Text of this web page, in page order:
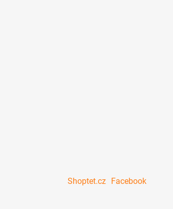
Shoptet.cz Facebook